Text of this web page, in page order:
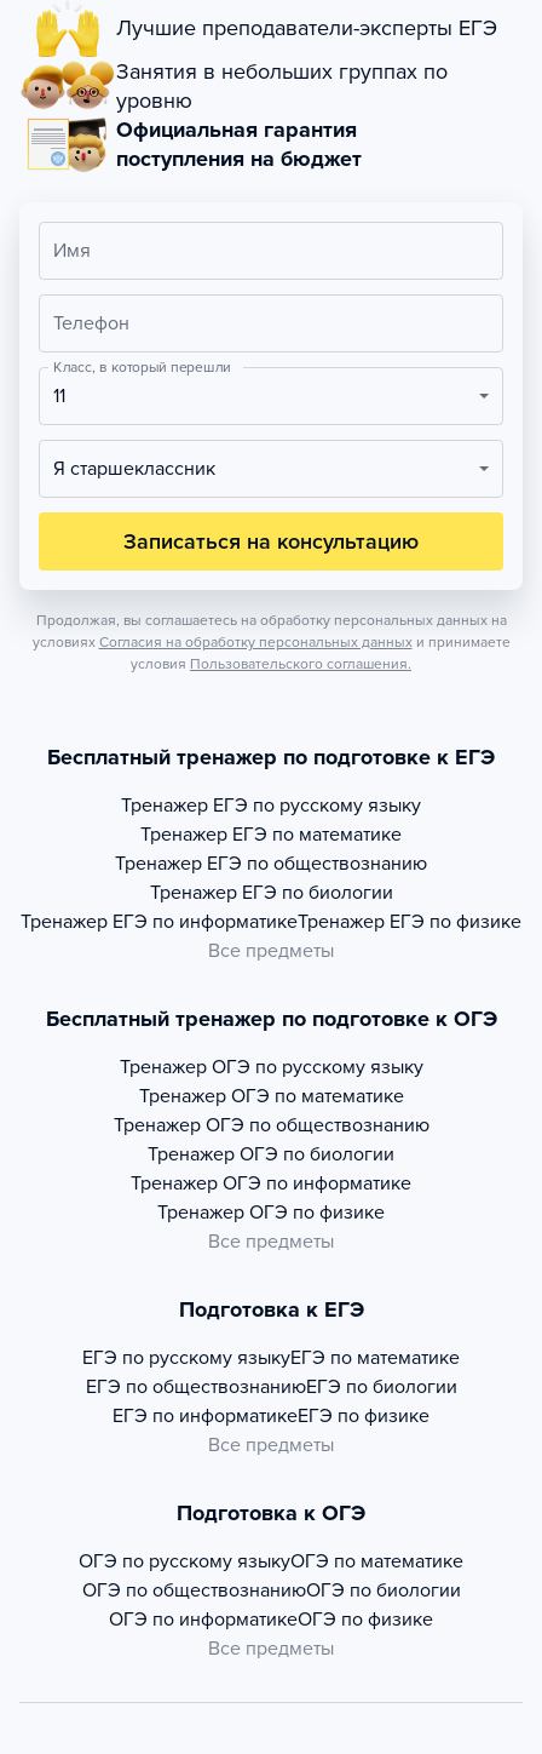
Лучшие преподаватели-эксперты ЕГЭ
Занятия в небольших группах по
уровню
Официальная гарантия
поступления на бюджет
Имя
Телефон
Класс, в который перешли
11
Я старшеклассник
Записаться на консультацию
Продолжая, вы соглашаетесь на обработку персональных данных на
условиях Согласия на обработку персональных данных и принимаете
условия Пользовательского соглашения.
Бесплатный тренажер по подготовке к ЕГЭ
Тренажер ЕГЭ по русскому языку
Тренажер ЕГЭ по математике
Тренажер ЕГЭ по обществознанию
Тренажер ЕГЭ по биологии
Тренажер ЕГЭ по информатикеТренажер ЕГЭ по физике
Все предметы
Бесплатный тренажер по подготовке к ОГЭ
Тренажер ОГЭ по русскому языку
Тренажер ОГЭ по математике
Тренажер ОГЭ по обществознанию
Тренажер ОГЭ по биологии
Тренажер ОГЭ по информатике
Тренажер ОГЭ по физике
Все предметы
Подготовка к ЕГЭ
ЕГЭ по русскому языкуЕГЭ по математике
ЕГЭ по обществознаниюЕГЭ по биологии
ЕГЭ по информатикеЕГЭ по физике
Все предметы
Подготовка к ОГЭ
ОГЭ по русскому языкуОГЭ по математике
ОГЭ по обществознаниюОГЭ по биологии
ОГЭ по информатикеОГЭ по физике
Все предметы